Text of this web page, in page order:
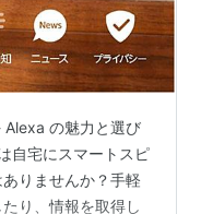
の魅力と選び
自宅にスマートスピ
りませんか？手軽
り、情報を取得し